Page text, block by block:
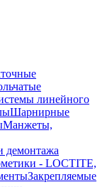
линейного
Шарнирные
Манжеты,
демонтажа
- LOCTITE,
Закрепляемые